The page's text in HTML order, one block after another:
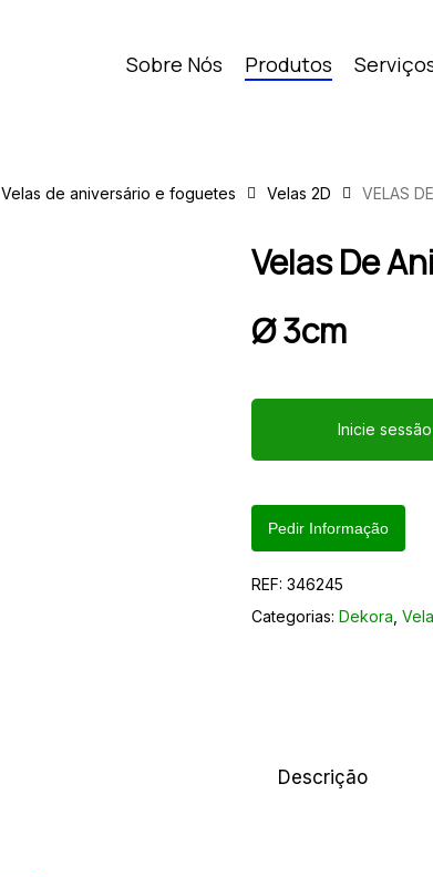
Sobre Nós Produtos
Velas de aniversário e foguetes Velas 2D VELAS
Velas De
Ø 3cm
Inicie
Pedir Informação
REF:346245
Categorias:Dekora ,
Descrição